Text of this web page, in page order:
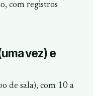
com registros
vez) e
de sala), com 10 a